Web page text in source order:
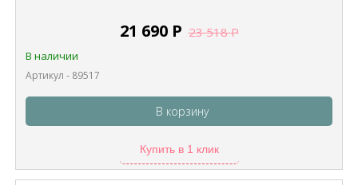
21 690 Р 23 518Р
В наличии
Артикул - 89517
В корзину
Купить в 1 клик